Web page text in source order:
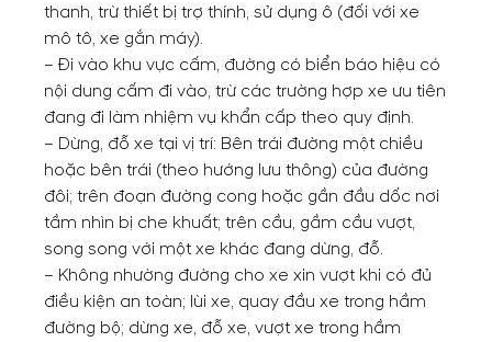
thanh, trừ thiết bị trợ thính, sử dụng ô (đối với xe
mô tô, xe gắn máy).
– Đi vào khu vực cấm, đường có biển báo hiệu có
nội dung cấm đi vào, trừ các trường hợp xe ưu tiên
đang đi làm nhiệm vụ khẩn cấp theo quy định.
– Dừng, đỗ xe tại vị trí: Bên trái đường một chiều
hoặc bên trái (theo hướng lưu thông) của đường
đôi; trên đoạn đường cong hoặc gần đầu dốc nơi
tầm nhìn bị che khuất; trên cầu, gầm cầu vượt,
song song với một xe khác đang dừng, đỗ.
– Không nhường đường cho xe xin vượt khi có đủ
điều kiện an toàn; lùi xe, quay đầu xe trong hầm
đường bộ; dừng xe, đỗ xe, vượt xe trong hầm